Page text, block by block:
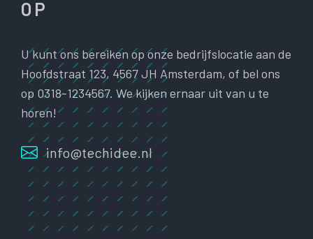
OP
U kunt ons bereiken op onze bedrijfslocatie aan de
Hoofdstraat 123, 4567 JH Amsterdam, of bel ons
op 0318-1234567. We kijken ernaar uit van u te
horen!
info@techidee.nl